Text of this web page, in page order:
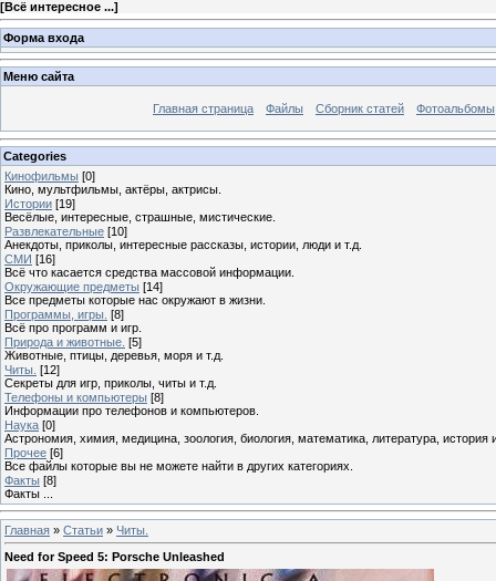
[Всё интересное ...]
Форма входа
Меню сайта
Главная страница Файлы Сборник статей Фотоальбомы
Categories
Кинофильмы [0]
Кино, мультфильмы, актёры, актрисы.
Истории [19]
Весёлые, интересные, страшные, мистические.
Развлекательные [10]
Анекдоты, приколы, интересные рассказы, истории, люди и т.д.
СМИ [16]
Всё что касается средства массовой информации.
Окружающие предметы [14]
Все предметы которые нас окружают в жизни.
Программы, игры. [8]
Всё про программ и игр.
Природа и животные. [5]
Животные, птицы, деревья, моря и т.д.
Читы. [12]
Секреты для игр, приколы, читы и т.д.
Телефоны и компьютеры [8]
Информации про телефонов и компьютеров.
Наука [0]
Астрономия, химия, медицина, зоология, биология, математика, литература, история
Прочее [6]
Все файлы которые вы не можете найти в других категориях.
Факты [8]
Факты ...
Главная » Статьи » Читы.
Need fоr Sрeed 5: Роrsсhe Unleаshed